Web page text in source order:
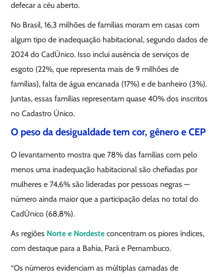
defecar a céu aberto.
No Brasil, 16,3 milhões de famílias moram em casas com
algum tipo de inadequação habitacional, segundo dados de
2024 do CadÚnico. Isso inclui ausência de serviços de
esgoto (22%, que representa mais de 9 milhões de
famílias), falta de água encanada (17%) e de banheiro (3%).
Juntas, essas famílias representam quase 40% dos inscritos
no Cadastro Único.
O peso da desigualdade tem cor, gênero e CEP
O levantamento mostra que 78% das famílias com pelo
menos uma inadequação habitacional são chefiadas por
mulheres e 74,6% são lideradas por pessoas negras —
número ainda maior que a participação delas no total do
CadÚnico (68,8%).
As regiões Norte e Nordeste concentram os piores índices,
com destaque para a Bahia, Pará e Pernambuco.
“Os números evidenciam as múltiplas camadas de